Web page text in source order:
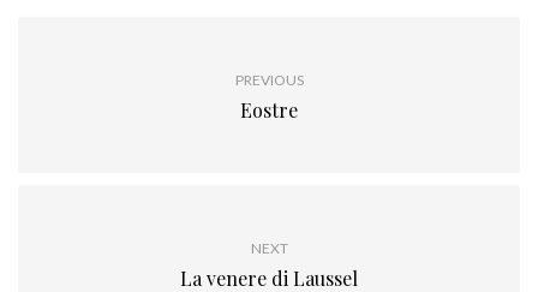
PREVIOUS
Eostre
NEXT
La venere di Laussel